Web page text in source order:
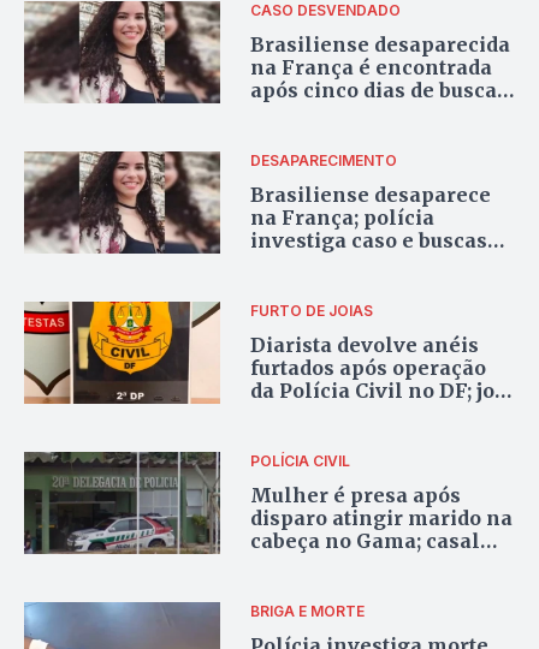
CASO DESVENDADO
Brasiliense desaparecida
na França é encontrada
após cinco dias de buscas
DESAPARECIMENTO
Brasiliense desaparece
na França; polícia
investiga caso e buscas
FURTO DE JOIAS
Diarista devolve anéis
furtados após operação
da Polícia Civil no DF; joia
POLÍCIA CIVIL
Mulher é presa após
disparo atingir marido na
cabeça no Gama; casal
BRIGA E MORTE